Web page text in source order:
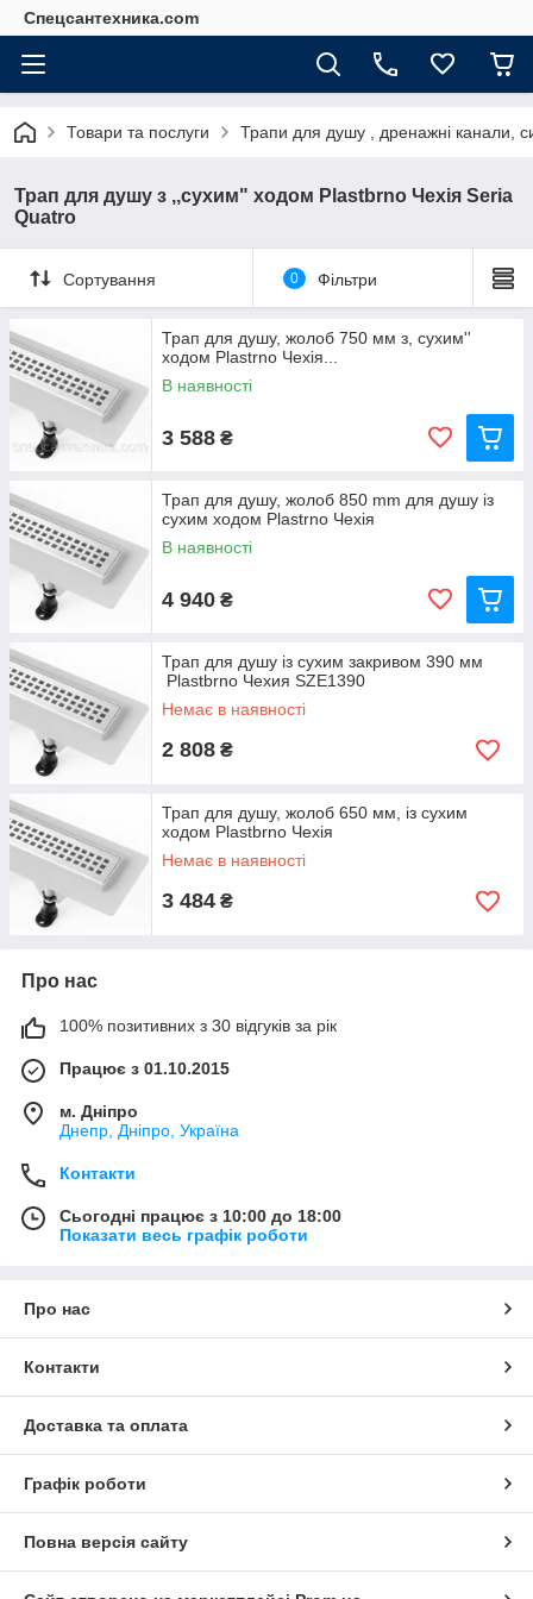
Спецсантехника.com
Товари та послуги Трапи для душу , дренажні канали,
Трап для душу з ,,сухим" ходом Plastbrno Чехія Seria
Quatro
Сортування 0 Фільтри
Трап для душу, жолоб 750 мм з, сухим''
ходом Plastrno Чехія...
В наявності
3 588 ₴
Трап для душу, жолоб 850 mm для душу із
сухим ходом Plastrno Чехія
В наявності
4 940 ₴
Трап для душу із сухим закривом 390 мм
Plastbrno Чехия SZE1390
Немає в наявності
2 808 ₴
Трап для душу, жолоб 650 мм, із сухим
ходом Plastbrno Чехія
Немає в наявності
3 484 ₴
Про нас
100% позитивних з 30 відгуків за рік
Працює з 01.10.2015
м. Дніпро
Днепр, Дніпро, Україна
Контакти
Сьогодні працює з 10:00 до 18:00
Показати весь графік роботи
Про нас
Контакти
Доставка та оплата
Графік роботи
Повна версія сайту